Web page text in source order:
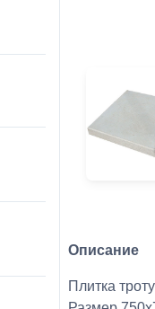
Описание
Плитка